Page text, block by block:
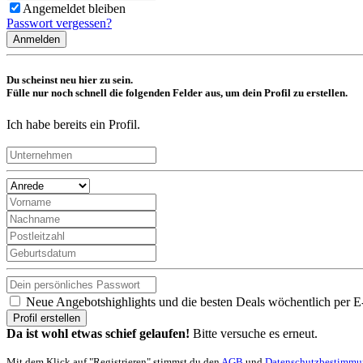
Angemeldet bleiben
Passwort vergessen?
Anmelden
Du scheinst neu hier zu sein.
Fülle nur noch schnell die folgenden Felder aus, um dein Profil zu erstellen.
Ich habe bereits ein Profil.
Neue Angebotshighlights und die besten Deals wöchentlich per
Profil erstellen
Da ist wohl etwas schief gelaufen! Bitte versuche es erneut.